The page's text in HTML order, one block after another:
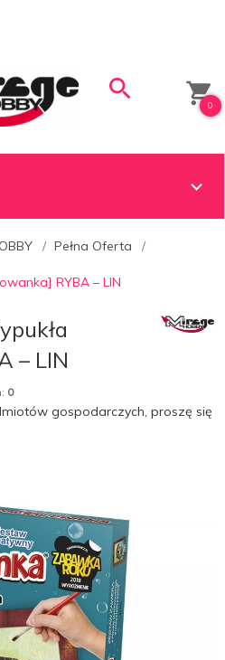
0
Pełna Oferta
RYBA – LIN
– LIN
0
gospodarczych, proszę się